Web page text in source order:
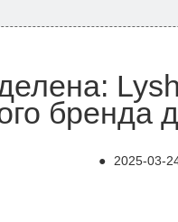
бренда
● 2025-03-